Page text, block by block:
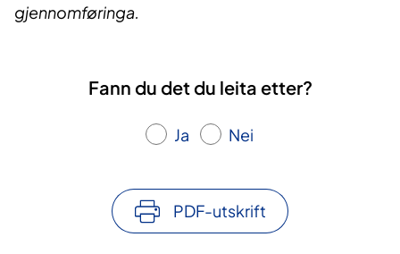
gjennomføringa.
Fann du det du leita etter?
Ja Nei
PDF-utskrift